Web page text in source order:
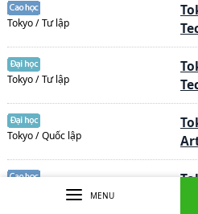
Tokyo / Tư lập
Tokyo / Tư lập
Tokyo / Quốc lập
Tokyo / Quốc lập MENU